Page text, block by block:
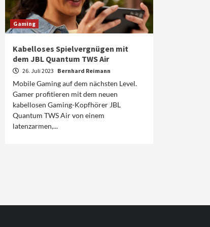
Gaming
Kabelloses Spielvergnügen mit
dem JBL Quantum TWS Air
26. Juli 2023 Bernhard Reimann
Mobile Gaming auf dem nächsten Level.
Gamer profitieren mit dem neuen
kabellosen Gaming-Kopfhörer JBL
Quantum TWS Air von einem
latenzarmen,...